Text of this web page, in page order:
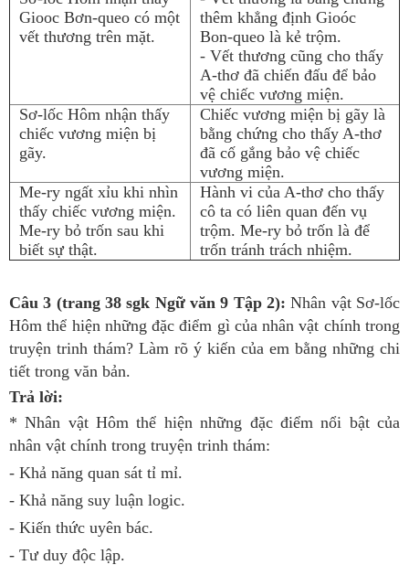
Giooc Bơn-queo có một
vết thương trên mặt.
thêm khẳng định Gioóc
Bon-queo là kẻ trộm.
- Vết thương cũng cho thấy
A-thơ đã chiến đấu để bảo
vệ chiếc vương miện.
Sơ-lốc Hôm nhận thấy
chiếc vương miện bị
gãy.
Chiếc vương miện bị gãy là
bằng chứng cho thấy A-thơ
đã cố gắng bảo vệ chiếc
vương miện.
Me-ry ngất xỉu khi nhìn
thấy chiếc vương miện.
Me-ry bỏ trốn sau khi
biết sự thật.
Hành vi của A-thơ cho thấy
cô ta có liên quan đến vụ
trộm. Me-ry bỏ trốn là để
trốn tránh trách nhiệm.
Câu 3 (trang 38 sgk Ngữ văn 9 Tập 2):Nhân vật Sơ-lốc
Hôm thể hiện những đặc điểm gì của nhân vật chính trong
truyện trinh thám? Làm rõ ý kiến của em bằng những chi
tiết trong văn bản.
Trả lời:
* Nhân vật Hôm thể hiện những đặc điểm nổi bật của
nhân vật chính trong truyện trinh thám:
- Khả năng quan sát tỉ mỉ.
- Khả năng suy luận logic.
- Kiến thức uyên bác.
- Tư duy độc lập.